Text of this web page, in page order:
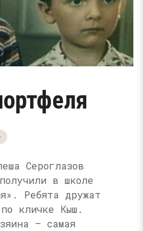
Сероглазов
в школе
Ребята дружат
кличке Кыш.
— самая